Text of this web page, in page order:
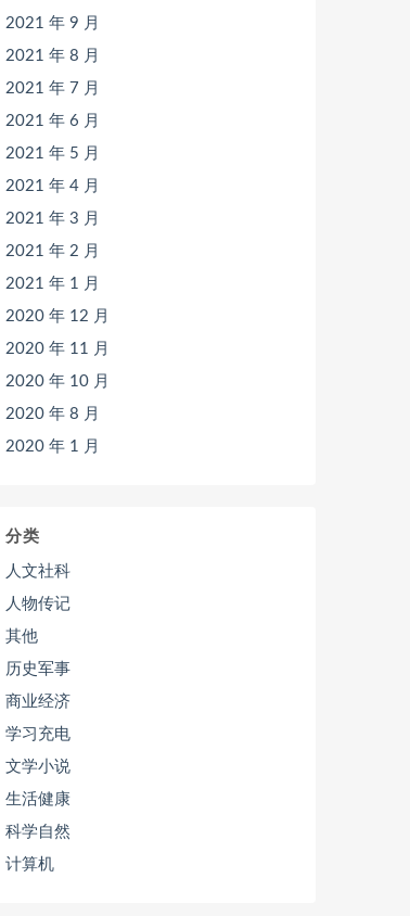
2021 年 9 月
2021 年 8 月
2021 年 7 月
2021 年 6 月
2021 年 5 月
2021 年 4 月
2021 年 3 月
2021 年 2 月
2021 年 1 月
2020 年 12 月
2020 年 11 月
2020 年 10 月
2020 年 8 月
2020 年 1 月
分类
人文社科
人物传记
其他
历史军事
商业经济
学习充电
文学小说
生活健康
科学自然
计算机